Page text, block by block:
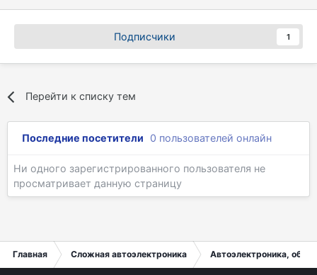
Подписчики 1
Перейти к списку тем
Последние посетители 0 пользователей онлайн
Ни одного зарегистрированного пользователя не
просматривает данную страницу
Главная Сложная автоэлектроника Автоэлектроника,